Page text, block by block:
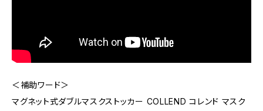
＜補助ワード＞
マグネット式ダブルマスクストッカー COLLEND コレンド マスク